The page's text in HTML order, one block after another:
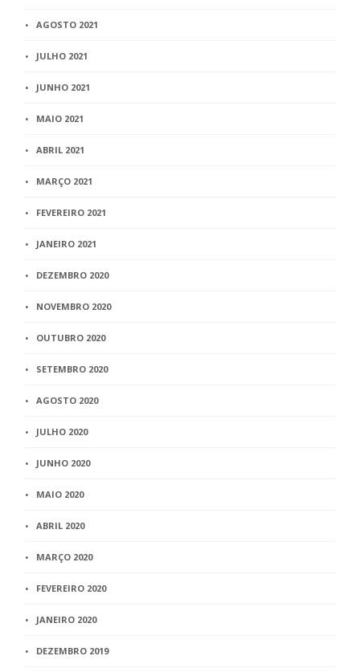
AGOSTO 2021
JULHO 2021
JUNHO 2021
MAIO 2021
ABRIL 2021
MARÇO 2021
FEVEREIRO 2021
JANEIRO 2021
DEZEMBRO 2020
NOVEMBRO 2020
OUTUBRO 2020
SETEMBRO 2020
AGOSTO 2020
JULHO 2020
JUNHO 2020
MAIO 2020
ABRIL 2020
MARÇO 2020
FEVEREIRO 2020
JANEIRO 2020
DEZEMBRO 2019